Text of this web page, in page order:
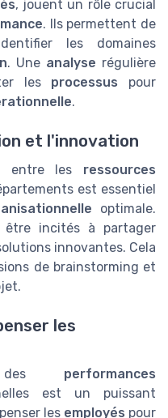
, jouent un rôle crucial
. Ils permettent de
les domaines
. Une analyse régulière
les processus pour
.
et l'innovation
entre les ressources
est essentiel
optimale.
être incités à partager
innovantes. Cela
de brainstorming et
les
des performances
est un puissant
les employés pour